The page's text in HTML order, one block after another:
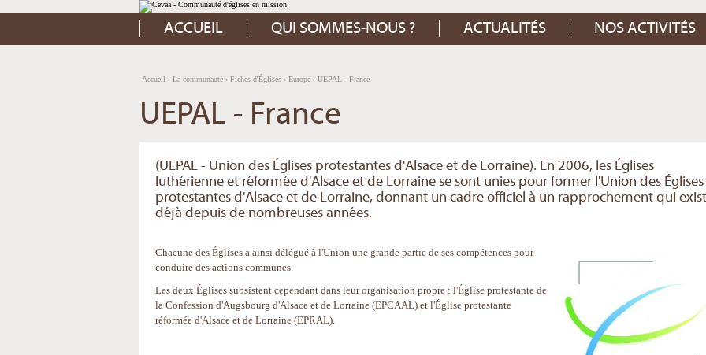
Aller
au
contenu.
Aller
à
Outils
personnels
ACCUEIL QUI SOMMES-NOUS ? ACTUALITÉS NOS ACTIVITÉS
Accueil › La communauté › Fiches d'Églises › Europe › UEPAL - France
UEPAL - France
(UEPAL - Union des Églises protestantes d'Alsace et de Lorraine). En 2006, les Églises
luthérienne et réformée d'Alsace et de Lorraine se sont unies pour former l'Union des Églises
protestantes d'Alsace et de Lorraine, donnant un cadre officiel à un rapprochement qui
déjà depuis de nombreuses années.
Chacune des Églises a ainsi délégué à l'Union une grande partie de ses compétences pour
conduire des actions communes.
Les deux Églises subsistent cependant dans leur organisation propre : l'Église protestante de
la Confession d'Augsbourg d'Alsace et de Lorraine (EPCAAL) et l'Église protestante
réformée d'Alsace et de Lorraine (EPRAL).